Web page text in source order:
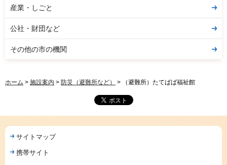
産業・しごと
公社・財団など
その他の市の機関
ホーム > 施設案内 > 防災（避難所など） > （避難所）たてばば福祉館
サイトマップ
携帯サイト